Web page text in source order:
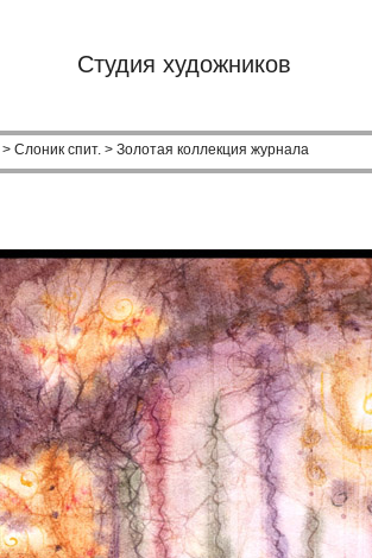
Студия художников
> Слоник спит. > Золотая коллекция журнала